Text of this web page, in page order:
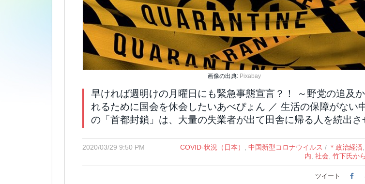
画像の出典: Pixabay
早ければ週明けの月曜日にも緊急事態宣言？！ ～野党の追及
れるために国会を休会したいあべぴょん ／ 生活の保障がない
の「首都封鎖」は、大量の失業者が出て田舎に帰る人を続出さ
2020/03/29 9:50 PM COVID-状況（日本） 中国新型コロナウイルス / ＊政治経済
内 社会 竹下氏か
ツイート